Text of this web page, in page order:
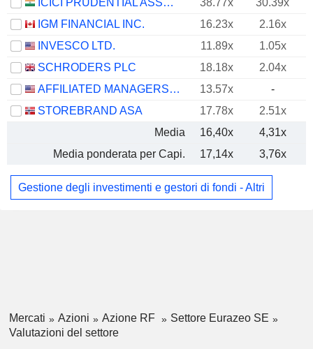
ICICI PRUDENTIAL ASSET MANAGEMENT COMPANY LIMITED
38.77x
30.39x
IGM FINANCIAL INC.
16.23x
2.16x
INVESCO LTD.
11.89x
1.05x
SCHRODERS PLC
18.18x
2.04x
AFFILIATED MANAGERS GROUP, INC.
13.57x
-
STOREBRAND ASA
17.78x 2.51x
Media
16,40x
4,31x
Media ponderata per Capi.
17,14x 3,76x
Gestione degli investimenti e gestori di fondi - Altri
Mercati Azioni Azione RF
Settore Eurazeo SE
Valutazioni del settore